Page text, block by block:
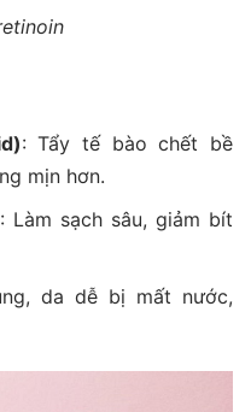
: Tẩy tế bào chết bề
mịn hơn.
: Làm sạch sâu, giảm bít
da dễ bị mất nước,